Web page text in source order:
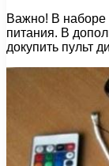
Важно! В наборе
питания. В
докупить пульт